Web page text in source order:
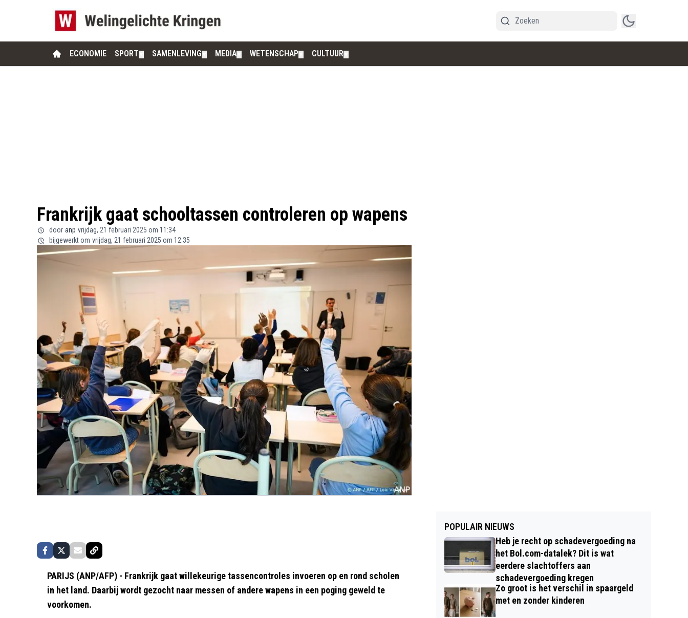
ECONOMIE SPORT SAMENLEVING MEDIA WETENSCHAP CULTUUR
Frankrijk gaat schooltassen controleren op wapens
door anp vrijdag, 21 februari 2025 om 11:34
bijgewerkt om vrijdag, 21 februari 2025 om 12:35
PARIJS (ANP/AFP) - Frankrijk gaat willekeurige tassencontroles invoeren op en rond scholen
in het land. Daarbij wordt gezocht naar messen of andere wapens in een poging geweld te
voorkomen.
POPULAIR NIEUWS
Heb je recht op schadevergoeding na
het Bol.com-datalek? Dit is wat
eerdere slachtoffers aan
schadevergoeding kregen
Zo groot is het verschil in spaargeld
met en zonder kinderen